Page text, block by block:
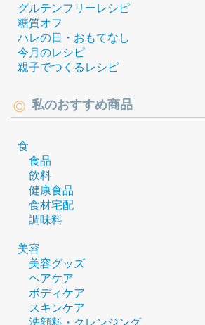
グルテンフリーレシピ
糖質オフ
ハレの日・おもてなし
今月のレシピ
親子でつくるレシピ
私のおすすめ商品
食
食品
飲料
健康食品
食材宅配
調味料
美容
美容グッズ
ヘアケア
ボディケア
スキンケア
洗顔料・クレンジング